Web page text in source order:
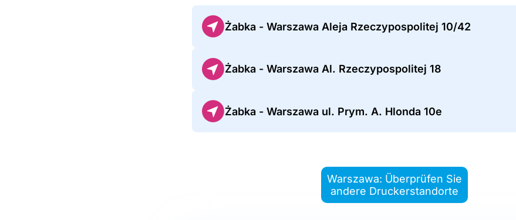
Żabka - Warszawa Aleja Rzeczypospolitej 10/42
Żabka - Warszawa Al. Rzeczypospolitej 18
Żabka - Warszawa ul. Prym. A. Hlonda 10e
Warszawa: Überprüfen Sie
andere Druckerstandorte